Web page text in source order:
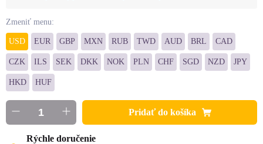
Zmeniť menu:
USD EUR GBP MXN RUB TWD AUD BRL CAD
CZK ILS SEK DKK NOK PLN CHF SGD NZD JPY
HKD HUF
Pridať do košíka
Rýchle doručenie